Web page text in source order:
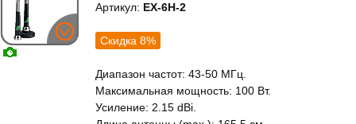
Артикул: EX-6H-2
Скидка 8%
Диапазон частот: 43-50 МГц.
Максимальная мощность: 100 Вт.
Усиление: 2.15 dBi.